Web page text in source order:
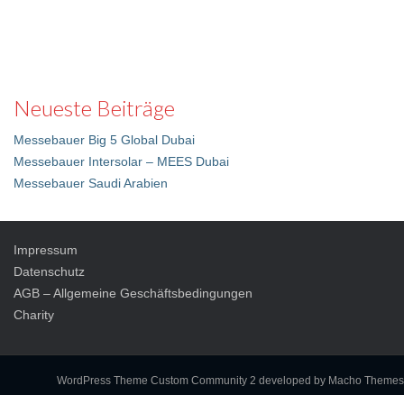
Neueste Beiträge
Messebauer Big 5 Global Dubai
Messebauer Intersolar – MEES Dubai
Messebauer Saudi Arabien
Impressum
Datenschutz
AGB – Allgemeine Geschäftsbedingungen
Charity
WordPress Theme Custom Community 2 developed by Macho Themes